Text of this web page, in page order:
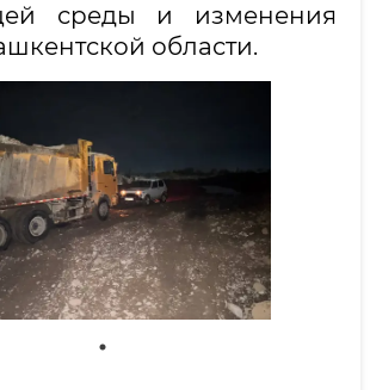
среды и изменения
области.